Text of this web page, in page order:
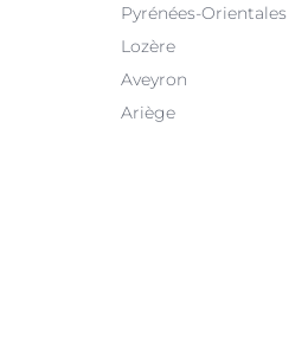
Pyrénées-Orientales
Lozère
Aveyron
Ariège